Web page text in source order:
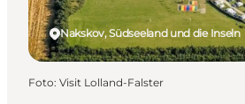
Nakskov, Südseeland und die Inseln
Foto: Visit Lolland-Falster